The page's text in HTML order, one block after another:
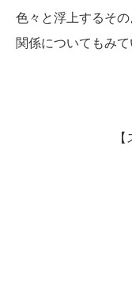
色々と浮上するそ
関係についてもみて